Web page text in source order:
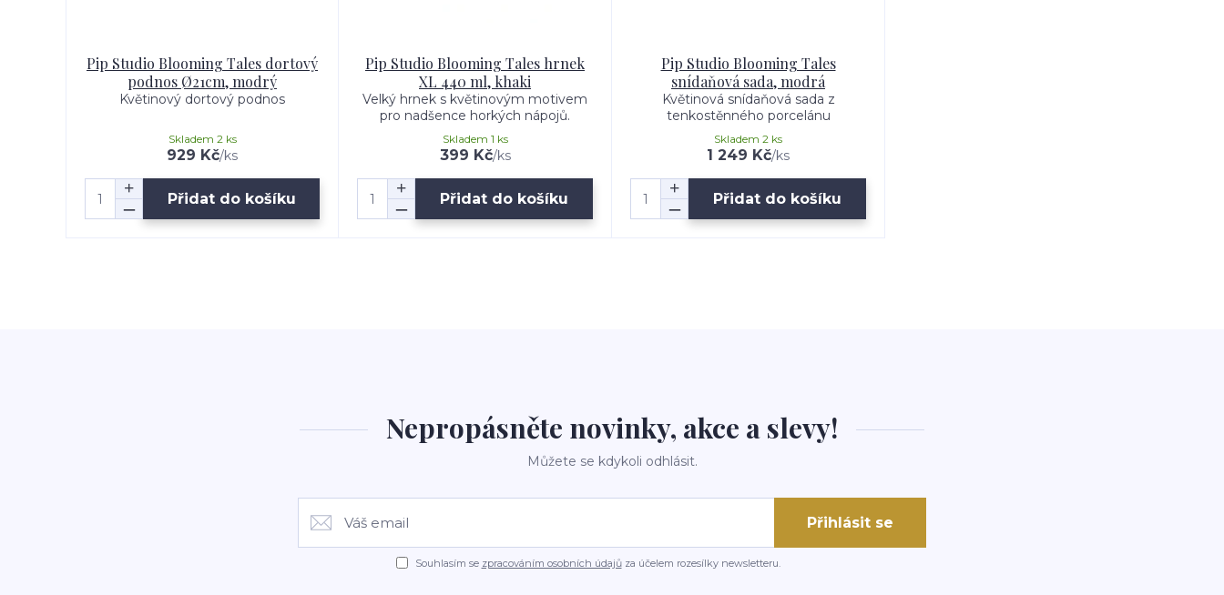
Pip Studio Blooming Tales dortový
podnos Ø21cm, modrý
Květinový dortový podnos
929 Kč/ks
Skladem 2 ks
Přidat do košíku
Pip Studio Blooming Tales hrnek
XL 440 ml, khaki
Velký hrnek s květinovým motivem
pro nadšence horkých nápojů.
399 Kč/ks
Skladem 1 ks
Přidat do košíku
Pip Studio Blooming Tales
snídaňová sada, modrá
Květinová snídaňová sada z
tenkostěnného porcelánu
1 249 Kč/ks
Skladem 2 ks
Přidat do košíku
Nepropásněte novinky, akce a slevy!
Můžete se kdykoli odhlásit.
Přihlásit se
Souhlasím se zpracováním osobních údajůza účelem rozesílky newsletteru.